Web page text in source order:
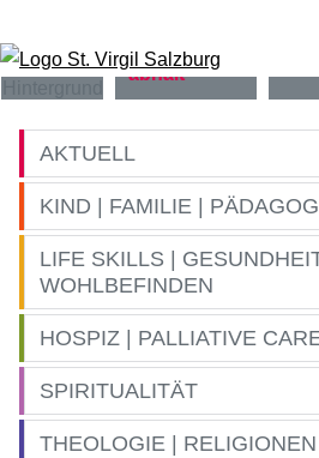
AKTUELL
KIND | FAMILIE |
LIFE SKILLS | GESUNDHEIT
WOHLBEFINDEN
HOSPIZ | PALLIATIVE
SPIRITUALITÄT
THEOLOGIE | RELIGIONEN